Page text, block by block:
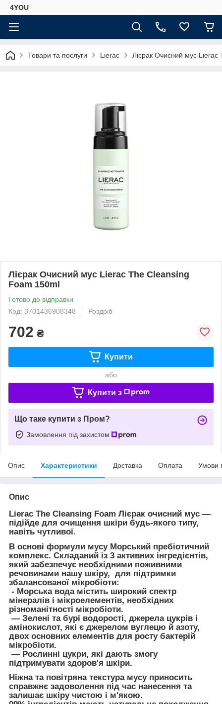
4YOU
Товари та послуги Lierac Лієрак Очисний мус
Лієрак Очисний мус Lierac The Cleansing
Foam 150ml
Готово до відправки
Код: 3701436908348
Роздріб
702 ₴
Купити
або
Купити з
Що таке купити з Пром?
Замовлення під захистом
Опис Характеристики Доставка Оплата Умови
Опис
Lierac The Cleansing Foam Лієрак очисний мус —
підійде для очищення шкіри будь-якого типу,
навіть чутливої.
В основі формули мусу Морський пребіотичний
комплекс. Складаний із 3 активних інгредієнтів,
який забезпечує необхідними поживними
речовинами нашу шкіру, для підтримки
збалансованої мікробіоти:
- Морська вода містить широкий спектр
мінералів і мікроелементів, необхідних
різноманітності мікробіоти.
— Зелені та бурі водорості, джерела цукрів і
амінокислот, які є джерелом вуглецю й азоту,
двох основних елементів для росту бактерій
мікробіоти.
— Рослинні цукри, які дають змогу
підтримувати здоров'я шкіри.
Ніжна та повітряна текстура мусу приносить
справжнє задоволення під час нанесення та
залишає шкіру чистою і м'якою.